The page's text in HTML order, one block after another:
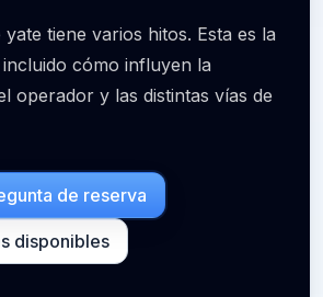
tiene varios hitos. Esta es la
cómo influyen la
operador y las distintas vías de
de reserva
disponibles